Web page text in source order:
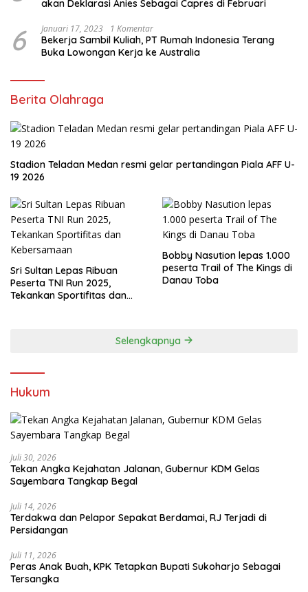
akan Deklarasi Anies Sebagai Capres di Februari
6 Januari 17, 2023 1 Komentar
Bekerja Sambil Kuliah, PT Rumah Indonesia Terang
Buka Lowongan Kerja ke Australia
Berita Olahraga
Stadion Teladan Medan resmi gelar pertandingan Piala AFF U-
19 2026
Sri Sultan Lepas Ribuan
Peserta TNI Run 2025,
Tekankan Sportifitas dan
Bobby Nasution lepas 1.000
peserta Trail of The Kings di
Danau Toba
Selengkapnya
Hukum
Juli 30, 2026
Tekan Angka Kejahatan Jalanan, Gubernur KDM Gelas
Sayembara Tangkap Begal
Juli 14, 2026
Terdakwa dan Pelapor Sepakat Berdamai, RJ Terjadi di
Persidangan
Juli 11, 2026
Peras Anak Buah, KPK Tetapkan Bupati Sukoharjo Sebagai
Tersangka